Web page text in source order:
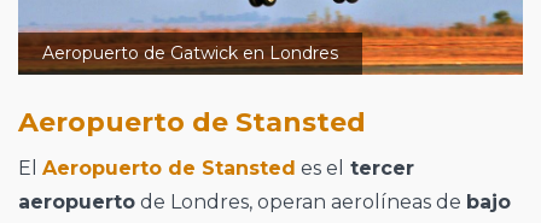
Aeropuerto de Gatwick en Londres
Aeropuerto de Stansted
El Aeropuerto de Stansted es el tercer
aeropuerto de Londres, operan aerolíneas de bajo